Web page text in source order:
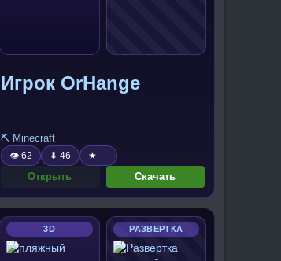
Игрок OrHange
⛏️ Minecraft
👁 62 ⬇ 46 ★ —
Открыть Скачать
3D РАЗВЕРТКА